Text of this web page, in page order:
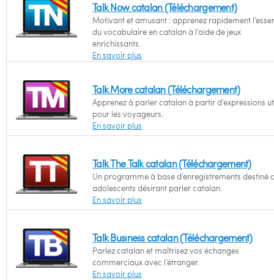
Talk Now catalan (Téléchargement)
Motivant et amusant : apprenez rapidement
du vocabulaire en catalan à l’aide de jeux
enrichissants.
En savoir plus
Talk More catalan (Téléchargement)
Apprenez à parler catalan à partir d’expressions
pour les voyageurs.
En savoir plus
Talk The Talk catalan (Téléchargement)
Un programme à base d’enregistrements destiné
adolescents désirant parler catalan.
En savoir plus
Talk Business catalan (Téléchargement)
Parlez catalan et maîtrisez vos échanges
commerciaux avec l’étranger.
En savoir plus